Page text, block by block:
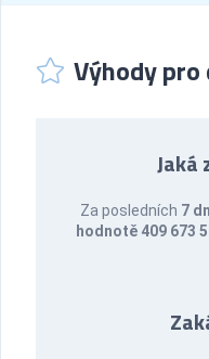
Výhody
Jaká
Za posledních 7
hodnotě 409 673